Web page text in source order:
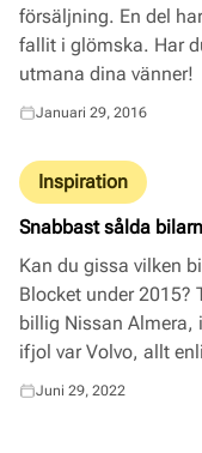
försäljning. En del
fallit i glömska. Har
utmana dina vänner!
Januari 29, 2016
Inspiration
Snabbast sålda
Kan du gissa vilken
Blocket under 2015?
billig Nissan Almera,
ifjol var Volvo, allt
Juni 29, 2022